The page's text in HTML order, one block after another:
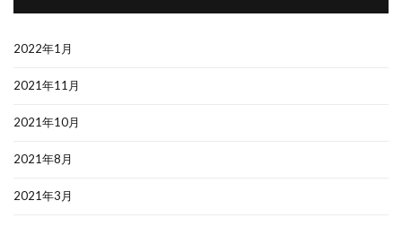
2022年1月
2021年11月
2021年10月
2021年8月
2021年3月